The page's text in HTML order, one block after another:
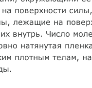
поверхности
лежащие на
внутрь. Число
натянутая
плотным телам,